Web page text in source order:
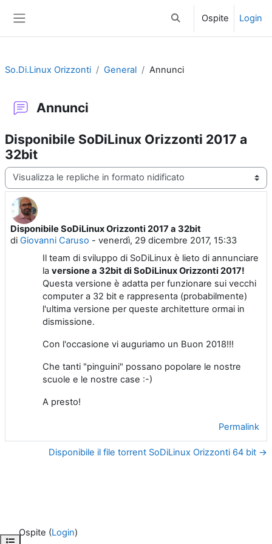
Attiva/disattiva input di
Ospite Login
Apri indice del corso
So.Di.Linux Orizzonti General Annunci
Annunci
Disponibile SoDiLinux Orizzonti 2017 a
32bit
Modalità visualizzazione
Disponibile SoDiLinux Orizzonti 2017 a 32bit
di Giovanni Caruso - venerdì, 29 dicembre 2017, 15:33
Numero di risposte: 0
Il team di sviluppo di SoDiLinux è lieto di annunciare
la versione a 32bit di SoDiLinux Orizzonti 2017!
Questa versione è adatta per funzionare sui vecchi
computer a 32 bit e rappresenta (probabilmente)
l'ultima versione per queste architetture ormai in
dismissione.
Con l'occasione vi auguriamo un Buon 2018!!!
Che tanti "pinguini" possano popolare le nostre
scuole e le nostre case :-)
A presto!
Permalink
Disponibile il file torrent SoDiLinux Orizzonti 64 bit →
Ospite (Login)